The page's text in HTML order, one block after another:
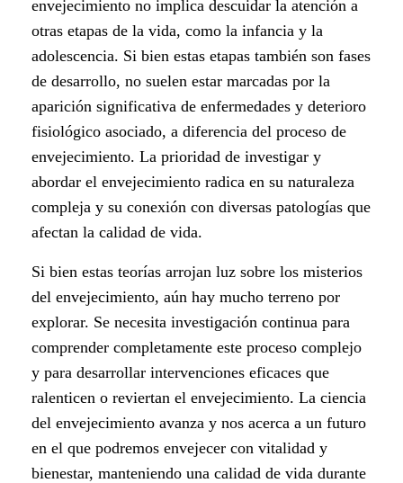
envejecimiento no implica descuidar la atención a
otras etapas de la vida, como la infancia y la
adolescencia. Si bien estas etapas también son fases
de desarrollo, no suelen estar marcadas por la
aparición significativa de enfermedades y deterioro
fisiológico asociado, a diferencia del proceso de
envejecimiento. La prioridad de investigar y
abordar el envejecimiento radica en su naturaleza
compleja y su conexión con diversas patologías que
afectan la calidad de vida.
Si bien estas teorías arrojan luz sobre los misterios
del envejecimiento, aún hay mucho terreno por
explorar. Se necesita investigación continua para
comprender completamente este proceso complejo
y para desarrollar intervenciones eficaces que
ralenticen o reviertan el envejecimiento. La ciencia
del envejecimiento avanza y nos acerca a un futuro
en el que podremos envejecer con vitalidad y
bienestar, manteniendo una calidad de vida durante